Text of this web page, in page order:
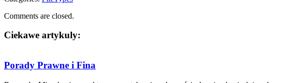
Comments are closed.
Ciekawe artykuly:
Porady Prawne i Fina